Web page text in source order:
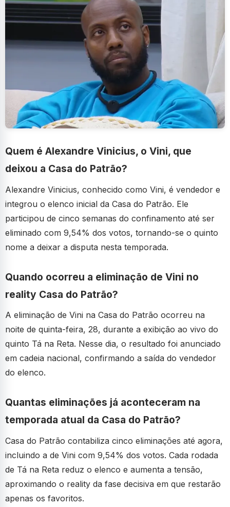
Quem é Alexandre Vinicius, o Vini, que
deixou a Casa do Patrão?
Alexandre Vinicius, conhecido como Vini, é vendedor e
integrou o elenco inicial da Casa do Patrão. Ele
participou de cinco semanas do confinamento até ser
eliminado com 9,54% dos votos, tornando-se o quinto
nome a deixar a disputa nesta temporada.
Quando ocorreu a eliminação de Vini no
reality Casa do Patrão?
A eliminação de Vini na Casa do Patrão ocorreu na
noite de quinta-feira, 28, durante a exibição ao vivo do
quinto Tá na Reta. Nesse dia, o resultado foi anunciado
em cadeia nacional, confirmando a saída do vendedor
do elenco.
Quantas eliminações já aconteceram na
temporada atual da Casa do Patrão?
Casa do Patrão contabiliza cinco eliminações até agora,
incluindo a de Vini com 9,54% dos votos. Cada rodada
de Tá na Reta reduz o elenco e aumenta a tensão,
aproximando o reality da fase decisiva em que restarão
apenas os favoritos.